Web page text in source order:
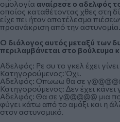
ομολογία αναίρεσε ο αδελφός
οποίος καταθέτοντας χθες στη
είχε πει ήταν αποτέλεσμα
προανάκριση από την αστυνομία.
Ο διάλογος αυτός μεταξύ των
περιλαμβάνεται στο βούλευμα
Αδελφός: Ρε συ το γκελ έχει
Κατηγορούμενος: Όχι.
Αδελφός: Οπωωω θα σε
Κατηγορούμενος: Δεν έχει κάνει
Αδελφός: Θα σε γ@@@@@ μια
φύγει κάτω από το αμάξι και η
στον αστυνομικό.